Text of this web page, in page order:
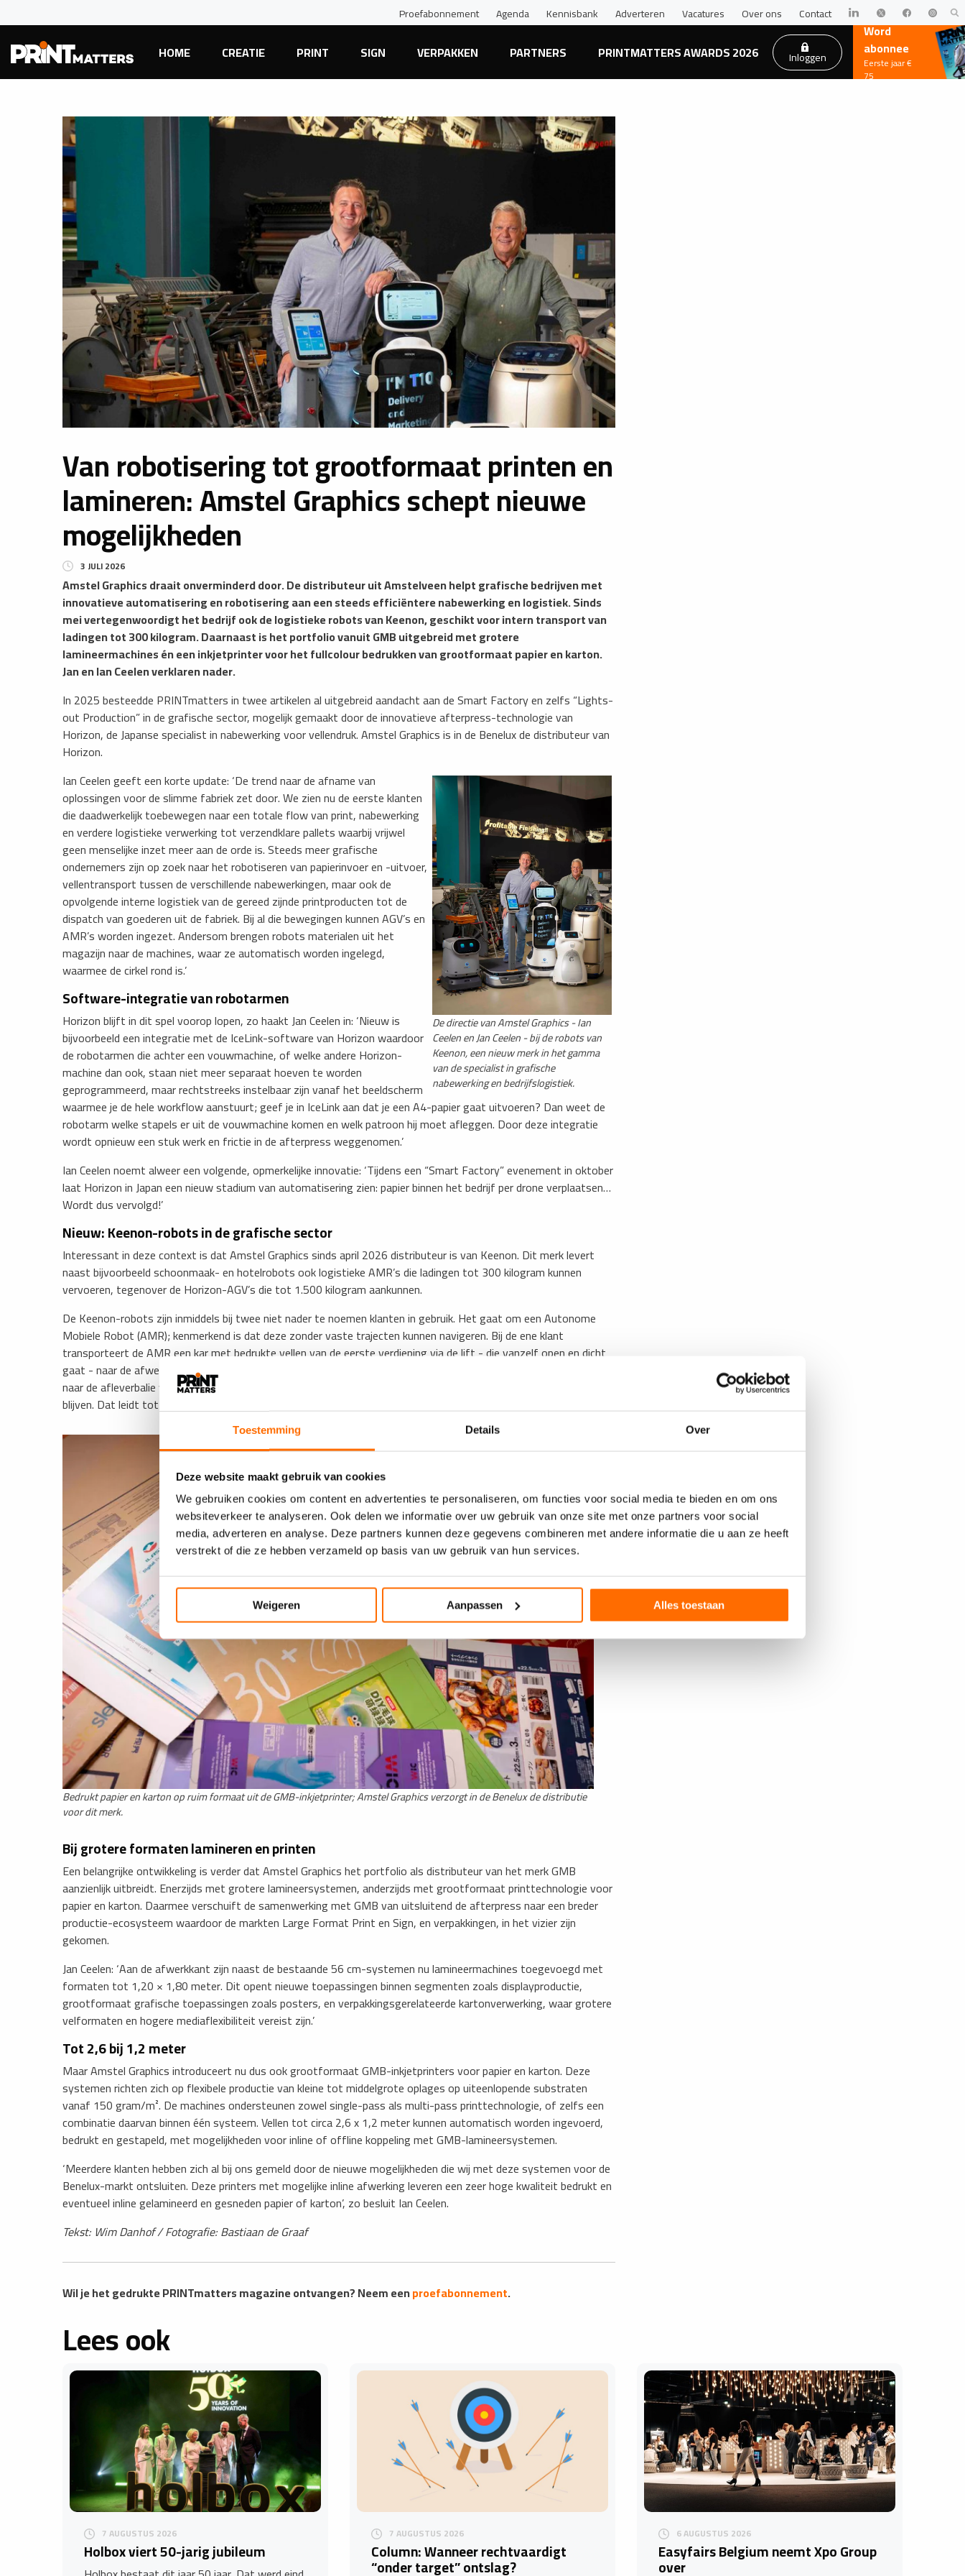
Toestemming Details Over
Deze website maakt gebruik van cookies
We gebruiken cookies om content en advertenties te personaliseren, om functies voor social media te bieden en om ons
websiteverkeer te analyseren. Ook delen we informatie over uw gebruik van onze site met onze partners voor social
media, adverteren en analyse. Deze partners kunnen deze gegevens combineren met andere informatie die u aan ze heeft
verstrekt of die ze hebben verzameld op basis van uw gebruik van hun services.
Weigeren Aanpassen Alles toestaan
Proefabonnement Agenda Kennisbank Adverteren Vacatures Over ons Contact
HOME CREATIE PRINT SIGN VERPAKKEN PARTNERS PRINTMATTERS AWARDS 2026 Inloggen
Word
abonnee
Eerste jaar €
75
Van robotisering tot grootformaat printen en
lamineren: Amstel Graphics schept nieuwe
mogelijkheden
3 JULI 2026
​Amstel Graphics draait onverminderd door. De distributeur uit Amstelveen helpt grafische bedrijven met
innovatieve automatisering en robotisering aan een steeds efficiëntere nabewerking en logistiek. Sinds
mei vertegenwoordigt het bedrijf ook de logistieke robots van Keenon, geschikt voor intern transport van
ladingen tot 300 kilogram. Daarnaast is het portfolio vanuit GMB uitgebreid met grotere
lamineermachines én een inkjetprinter voor het fullcolour bedrukken van grootformaat papier en karton.
Jan en Ian Ceelen verklaren nader.
​In 2025 besteedde PRINTmatters in twee artikelen al uitgebreid aandacht aan de Smart Factory en zelfs “Lights-
out Production” in de grafische sector, mogelijk gemaakt door de innovatieve afterpress-technologie van
Horizon, de Japanse specialist in nabewerking voor vellendruk. Amstel Graphics is in de Benelux de distributeur van
Horizon.
De directie van Amstel Graphics - Ian
Ceelen en Jan Ceelen - bij de robots van
Keenon, een nieuw merk in het gamma
van de specialist in grafische
nabewerking en bedrijfslogistiek.
Ian Ceelen geeft een korte update: ‘De trend naar de afname van
oplossingen voor de slimme fabriek zet door. We zien nu de eerste klanten
die daadwerkelijk toebewegen naar een totale flow van print, nabewerking
en verdere logistieke verwerking tot verzendklare pallets waarbij vrijwel
geen menselijke inzet meer aan de orde is. Steeds meer grafische
ondernemers zijn op zoek naar het robotiseren van papierinvoer en -uitvoer,
vellentransport tussen de verschillende nabewerkingen, maar ook de
opvolgende interne logistiek van de gereed zijnde printproducten tot de
dispatch van goederen uit de fabriek. Bij al die bewegingen kunnen AGV’s en
AMR’s worden ingezet. Andersom brengen robots materialen uit het
magazijn naar de machines, waar ze automatisch worden ingelegd,
waarmee de cirkel rond is.’
​Software-integratie van robotarmen
Horizon blijft in dit spel voorop lopen, zo haakt Jan Ceelen in: ‘Nieuw is
bijvoorbeeld een integratie met de IceLink-software van Horizon waardoor
de robotarmen die achter een vouwmachine, of welke andere Horizon-
machine dan ook, staan niet meer separaat hoeven te worden
geprogrammeerd, maar rechtstreeks instelbaar zijn vanaf het beeldscherm
waarmee je de hele workflow aanstuurt; geef je in IceLink aan dat je een A4-papier gaat uitvoeren? Dan weet de
robotarm welke stapels er uit de vouwmachine komen en welk patroon hij moet afleggen. Door deze integratie
wordt opnieuw een stuk werk en frictie in de afterpress weggenomen.’
Ian Ceelen noemt alweer een volgende, opmerkelijke innovatie: ‘Tijdens een “Smart Factory” evenement in oktober
laat Horizon in Japan een nieuw stadium van automatisering zien: papier binnen het bedrijf per drone verplaatsen…
Wordt dus vervolgd!’
​Nieuw: Keenon-robots in de grafische sector
​Interessant in deze context is dat Amstel Graphics sinds april 2026 distributeur is van Keenon. Dit merk levert
naast bijvoorbeeld schoonmaak- en hotelrobots ook logistieke AMR’s die ladingen tot 300 kilogram kunnen
vervoeren, tegenover de Horizon-AGV’s die tot 1.500 kilogram aankunnen.
De Keenon-robots zijn inmiddels bij twee niet nader te noemen klanten in gebruik. Het gaat om een Autonome
Mobiele Robot (AMR); kenmerkend is dat deze zonder vaste trajecten kunnen navigeren. Bij de ene klant
transporteert de AMR een kar met bedrukte vellen van de eerste verdieping via de lift - die vanzelf open en dicht
gaat - naar de afwerking op de begane grond. Bij de andere klant verplaatst hij eindproducten van de productie
naar de afleverbalie waar klanten zich melden. In beide gevallen kunnen productiemedewerkers op hun werkplek
blijven. Dat leidt tot serieuze arbeidsbesparing en het vereenvoudigt de interne logistiek.
​Bedrukt papier en karton op ruim formaat uit de GMB-inkjetprinter; Amstel Graphics verzorgt in de Benelux de distributie
voor dit merk.
Bij grotere formaten lamineren en printen
Een belangrijke ontwikkeling is verder dat Amstel Graphics het portfolio als distributeur van het merk GMB
aanzienlijk uitbreidt. Enerzijds met grotere lamineersystemen, anderzijds met grootformaat printtechnologie voor
papier en karton. Daarmee verschuift de samenwerking met GMB van uitsluitend de afterpress naar een breder
productie-ecosysteem waardoor de markten Large Format Print en Sign, en verpakkingen, in het vizier zijn
gekomen.
Jan Ceelen: ‘Aan de afwerkkant zijn naast de bestaande 56 cm-systemen nu lamineermachines toegevoegd met
formaten tot 1,20 × 1,80 meter. Dit opent nieuwe toepassingen binnen segmenten zoals displayproductie,
grootformaat grafische toepassingen zoals posters, en verpakkingsgerelateerde kartonverwerking, waar grotere
velformaten en hogere mediaflexibiliteit vereist zijn.’
Tot 2,6 bij 1,2 meter
Maar Amstel Graphics introduceert nu dus ook grootformaat GMB-inkjetprinters voor papier en karton. Deze
systemen richten zich op flexibele productie van kleine tot middelgrote oplages op uiteenlopende substraten
vanaf 150 gram/m². De machines ondersteunen zowel single-pass als multi-pass printtechnologie, of zelfs een
combinatie daarvan binnen één systeem. Vellen tot circa 2,6 x 1,2 meter kunnen automatisch worden ingevoerd,
bedrukt en gestapeld, met mogelijkheden voor inline of offline koppeling met GMB-lamineersystemen.
‘Meerdere klanten hebben zich al bij ons gemeld door de nieuwe mogelijkheden die wij met deze systemen voor de
Benelux-markt ontsluiten. Deze printers met mogelijke inline afwerking leveren een zeer hoge kwaliteit bedrukt en
eventueel inline gelamineerd en gesneden papier of karton’, zo besluit Ian Ceelen.
​Tekst: Wim Danhof / Fotografie: Bastiaan de Graaf
Wil je het gedrukte PRINTmatters magazine ontvangen? Neem eenproefabonnement.
Lees ook
7 AUGUSTUS 2026
Holbox viert 50-jarig jubileum
7 AUGUSTUS 2026
Column: Wanneer rechtvaardigt
“onder target” ontslag?
6 AUGUSTUS 2026
Easyfairs Belgium neemt Xpo Group
over